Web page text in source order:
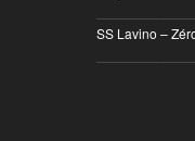
SS Lavino –